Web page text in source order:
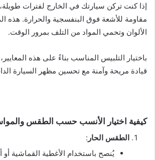
إذا كنت تركن سيارتك في الخارج لفترات
مقاومة للأشعة فوق البنفسجية والحرارة. هذه
الألوان وتحمي المواد من التلف بمرور الوقت.
باختيار التلبيس المناسب بناءً على هذه
قيادة مريحة وآمنة مع تحسين مظهر السيارة
كيفية اختيار الأنسب حسب الطقس
الطقس الحار :
يُنصح باستخدام الأغطية القماشية أو